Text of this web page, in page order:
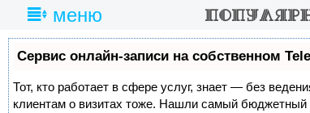
меню
Сервис онлайн-записи на собственном
Тот, кто работает в сфере услуг, знает — без
клиентам о визитах тоже. Нашли самый бюджетный